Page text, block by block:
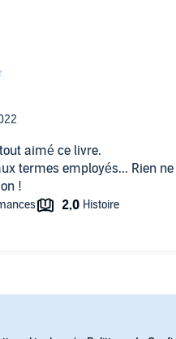
plus vive au
Et
disponible
aimé ce livre.
termes employés... Rien ne
!